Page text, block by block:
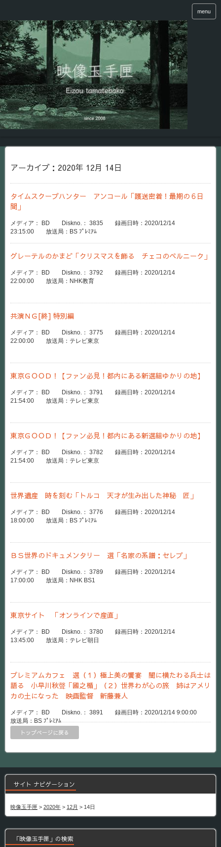
menu
アーカイブ：2020年 12月 14日
タイムスクープハンター アンコール「護送密着！最期の６日
間」
メディア： BD Diskno.： 3835 録画日時：2020/12/14
23:15:00 放送局：BS ﾌﾟﾚﾐｱﾑ
グレーテルのかまど「クリスマスを飾る チェコのペルニーク」
メディア： BD Diskno.： 3792 録画日時：2020/12/14
22:00:00 放送局：NHK教育
共演ＮＧ[終] 特別編
メディア： BD Diskno.： 3775 録画日時：2020/12/14
22:00:00 放送局：テレビ東京
東京ＧＯＯＤ！【ファン必見！都内にある新選組ゆかりの地】
メディア： BD Diskno.： 3791 録画日時：2020/12/14
21:54:00 放送局：テレビ東京
東京ＧＯＯＤ！【ファン必見！都内にある新選組ゆかりの地】
メディア： BD Diskno.： 3782 録画日時：2020/12/14
21:54:00 放送局：テレビ東京
世界遺産 時を刻む「トルコ 天才が生み出した神秘 匠」
メディア： BD Diskno.： 3776 録画日時：2020/12/14
18:00:00 放送局：BS ﾌﾟﾚﾐｱﾑ
ＢＳ世界のドキュメンタリー 選「名家の系譜：セレブ」
メディア： BD Diskno.： 3789 録画日時：2020/12/14
17:00:00 放送局：NHK BS1
東京サイト 「オンラインで産直」
メディア： BD Diskno.： 3780 録画日時：2020/12/14
13:45:00 放送局：テレビ朝日
プレミアムカフェ 選（１）極上美の饗宴 闇に横たわる兵士は
語る 小早川秋聲「國之楯」（２）世界わが心の旅 姉はアメリ
カの土になった 映画監督 新藤兼人
メディア： BD Diskno.： 3891 録画日時：2020/12/14 9:00:00
放送局：BS ﾌﾟﾚﾐｱﾑ
トップページに戻る
サイト ナビゲーション
映像玉手匣 > 2020年 > 12月 > 14日
「映像玉手匣」の検索